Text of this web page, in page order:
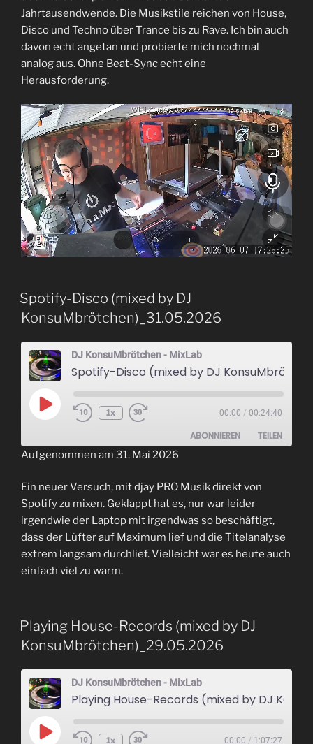
EMBED
Jahrtausendwende. Die Musikstile reichen von House,
Disco und Techno über Trance bis zu Rave. Ich bin auch
davon echt angetan und probierte mich nochmal
analog aus. Ohne Beat-Sync echt eine
Herausforderung.
Spotify-Disco (mixed by DJ
KonsuMbrötchen)_31.05.2026
DJ KonsuMbrötchen - MixLab
Play
Episode
1x 00:00 / 00:24:40
ABONNIEREN TEILEN
RSS FEED
LINK
EMBED
Aufgenommen am 31. Mai 2026
Ein neuer Versuch, mit djay PRO Musik direkt von
Spotify zu mixen. Geklappt hat es, nur war leider
irgendwie der Laptop mit irgendwas so beschäftigt,
dass der Lüfter auf Maximum lief und die Titelanalyse
extrem langsam durchlief. Vielleicht war es heute auch
einfach viel zu warm.
Playing House-Records (mixed by DJ
KonsuMbrötchen)_29.05.2026
DJ KonsuMbrötchen - MixLab
Play
1x 00:00 / 1:07:27